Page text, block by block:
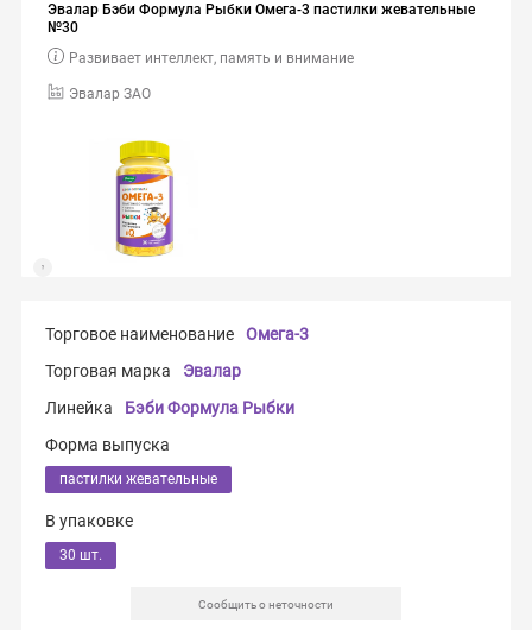
Эвалар Бэби Формула Рыбки Омега-3 пастилки жевательные
№30
Эвалар ЗАО
Развивает интеллект, память и внимание
Торговое наименование
Омега-3
Торговая марка
Эвалар
Линейка
Бэби Формула Рыбки
Форма выпуска
пастилки жевательные
В упаковке
30 шт.
Сообщить о неточности